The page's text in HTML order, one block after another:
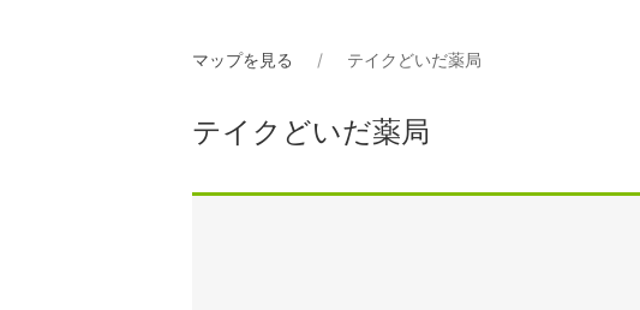
マップを見る テイクどいだ薬局
テイクどいだ薬局